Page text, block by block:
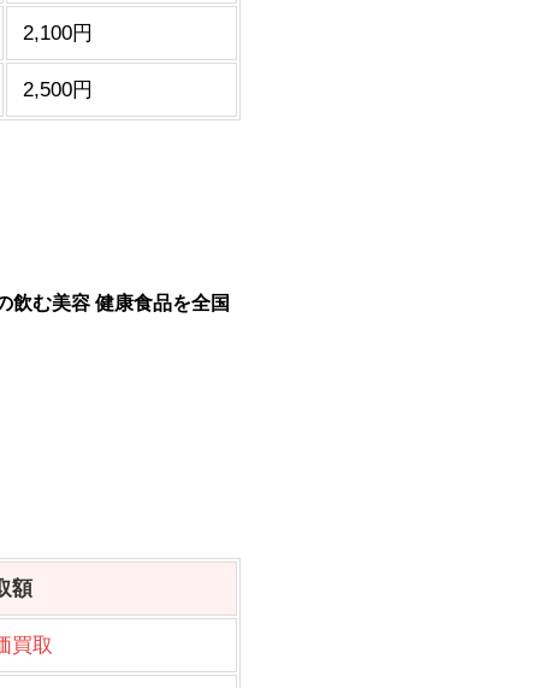
2,100円
2,500円
飲む美容 健康食品を全国
額
買取